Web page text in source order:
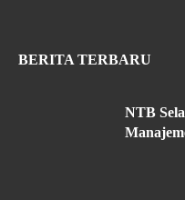
BERITA TERBARU
NTB